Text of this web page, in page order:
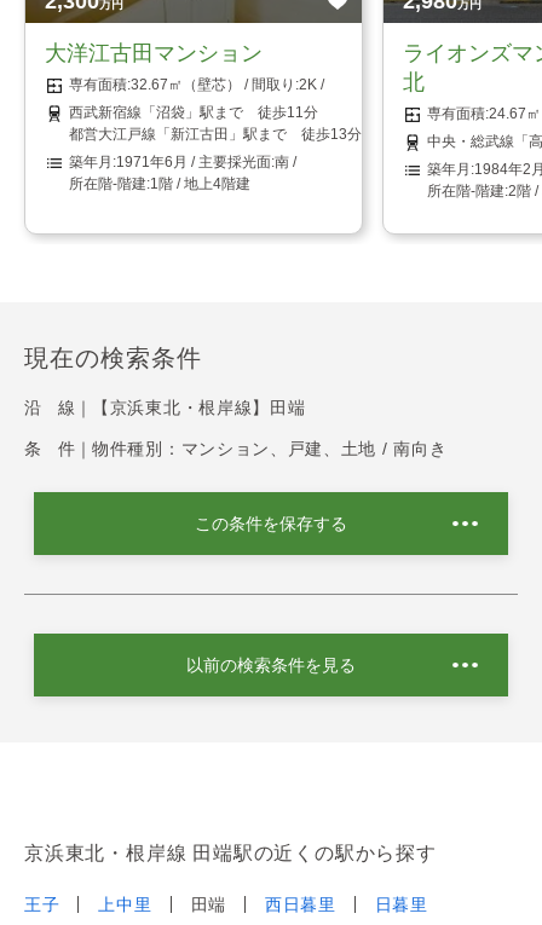
万円
大洋江古田マンション
32.67㎡（壁芯）
2K
西武新宿線「沼袋」駅まで 徒歩11分
都営大江戸線「新江古田」駅まで 徒歩13分
1971年6月
南
1階 / 地上4階建
万円
ライオンズマ
北
24.67
中央・総武線「
1984年2
2階 /
現在の検索条件
沿 線｜ 【京浜東北・根岸線】田端
条 件｜ 物件種別：マンション、戸建、土地 / 南向き
この条件を保存する
以前の検索条件を見る
京浜東北・根岸線 田端駅の近くの駅から探す
王子 上中里 田端 西日暮里 日暮里